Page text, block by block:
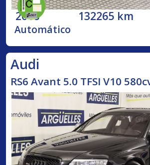
2018 132265 km
Automático
Audi
RS6 Avant 5.0 TFSI V10